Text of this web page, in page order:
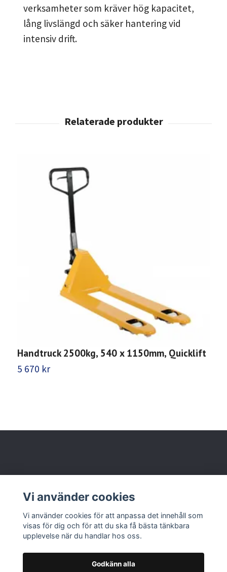
verksamheter som kräver hög kapacitet,
lång livslängd och säker hantering vid
intensiv drift.
Handtruck 2500kg, 540 x 1150mm, Quicklift
5 670 kr
Läs mer
Vi använder cookies
Vi använder cookies för att anpassa det innehåll som
visas för dig och för att du ska få bästa tänkbara
upplevelse när du handlar hos oss.
Godkänn alla